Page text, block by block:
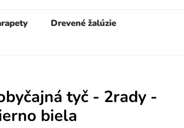
Drevené žalúzie
tyč - 2rady -
biela